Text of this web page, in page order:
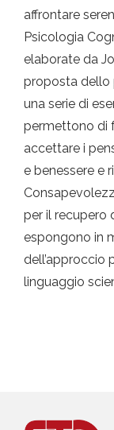
affrontare
Psicologia
elaborate da
proposta dello
una serie di
permettono di
accettare i
e benessere e
per il recupero
espongono in
dell’approccio
linguaggio